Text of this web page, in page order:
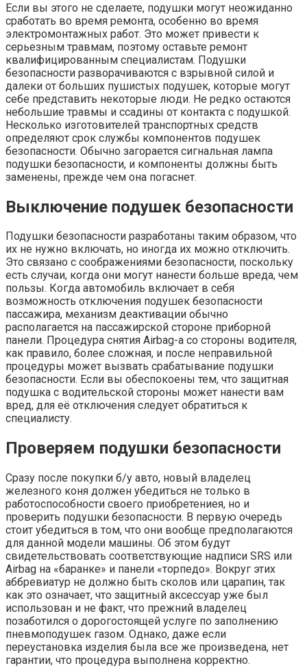
Если вы этого не сделаете, подушки могут неожиданно
сработать во время ремонта, особенно во время
электромонтажных работ. Это может привести к
серьезным травмам, поэтому оставьте ремонт
квалифицированным специалистам. Подушки
безопасности разворачиваются с взрывной силой и
далеки от больших пушистых подушек, которые могут
себе представить некоторые люди. Не редко остаются
небольшие травмы и ссадины от контакта с подушкой.
Несколько изготовителей транспортных средств
определяют срок службы компонентов подушек
безопасности. Обычно загорается сигнальная лампа
подушки безопасности, и компоненты должны быть
заменены, прежде чем она погаснет.
Выключение подушек безопасности
Подушки безопасности разработаны таким образом, что
их не нужно включать, но иногда их можно отключить.
Это связано с соображениями безопасности, поскольку
есть случаи, когда они могут нанести больше вреда, чем
пользы. Когда автомобиль включает в себя
возможность отключения подушек безопасности
пассажира, механизм деактивации обычно
располагается на пассажирской стороне приборной
панели. Процедура снятия Airbag-а со стороны водителя,
как правило, более сложная, и после неправильной
процедуры может вызвать срабатывание подушки
безопасности. Если вы обеспокоены тем, что защитная
подушка с водительской стороны может нанести вам
вред, для её отключения следует обратиться к
специалисту.
Проверяем подушки безопасности
Сразу после покупки б/у авто, новый владелец
железного коня должен убедиться не только в
работоспособности своего приобретениея, но и
проверить подушки безопасности. В первую очередь
стоит убедиться в том, что они вообще предполагаются
для данной модели машины. Об этом будут
свидетельствовать соответствующие надписи SRS или
Airbag на «баранке» и панели «торпедо». Вокруг этих
аббревиатур не должно быть сколов или царапин, так
как это означает, что защитный аксессуар уже был
использован и не факт, что прежний владелец
позаботился о дорогостоящей услуге по заполнению
пневмоподушек газом. Однако, даже если
переустановка изделия была все же произведена, нет
гарантии, что процедура выполнена корректно.